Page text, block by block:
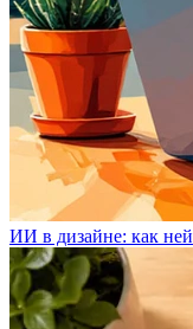
ИИ в дизайне: как